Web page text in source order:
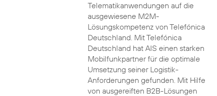
Telematikanwendungen auf die
ausgewiesene M2M-
Lösungskompetenz von Telefónica
Deutschland. Mit Telefónica
Deutschland hat AIS einen starken
Mobilfunkpartner für die optimale
Umsetzung seiner Logistik-
Anforderungen gefunden. Mit Hilfe
von ausgereiften B2B-Lösungen